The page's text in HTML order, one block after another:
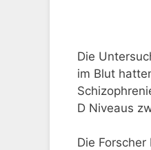
Die
im Blut
D Niveaus
Die